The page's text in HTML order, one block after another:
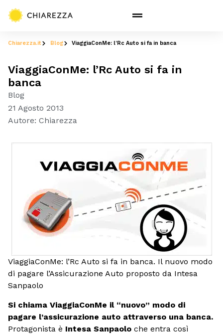
Chiarezza.it Blog ViaggiaConMe: l’Rc Auto si fa in banca
ViaggiaConMe: l’Rc Auto si fa in
banca
Blog
21 Agosto 2013
Autore: Chiarezza
ViaggiaConMe: l’Rc Auto si fa in banca. Il nuovo modo
di pagare l’Assicurazione Auto proposto da Intesa
Sanpaolo
Si chiama ViaggiaConMe il “nuovo” modo di
pagare l’assicurazione auto attraverso una banca.
Protagonista è Intesa Sanpaolo che entra così